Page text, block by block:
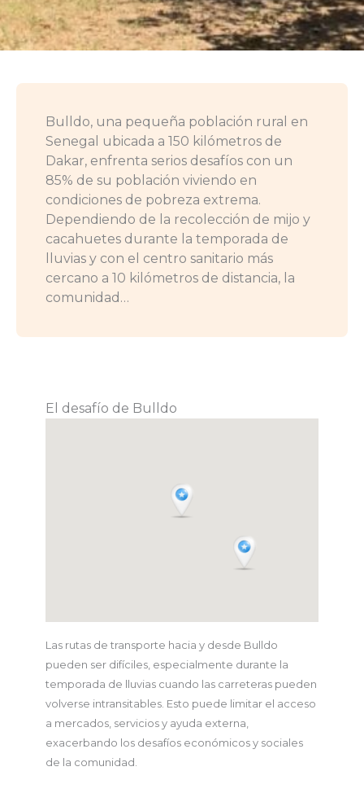
Bulldo, una pequeña población rural en
Senegal ubicada a 150 kilómetros de
Dakar, enfrenta serios desafíos con un
85% de su población viviendo en
condiciones de pobreza extrema.
Dependiendo de la recolección de mijo y
cacahuetes durante la temporada de
lluvias y con el centro sanitario más
cercano a 10 kilómetros de distancia, la
comunidad…
El desafío de Bulldo
Las rutas de transporte hacia y desde Bulldo
pueden ser difíciles, especialmente durante la
temporada de lluvias cuando las carreteras pueden
volverse intransitables. Esto puede limitar el acceso
a mercados, servicios y ayuda externa,
exacerbando los desafíos económicos y sociales
de la comunidad.